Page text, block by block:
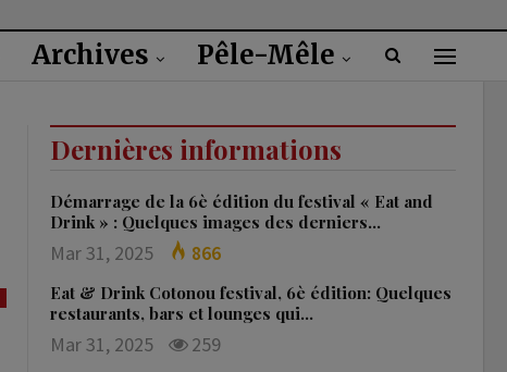
Archives Pêle-Mêle
Dernières informations
Démarrage de la 6è édition du festival « Eat and
Drink » : Quelques images des derniers…
Mar 31, 2025 866
Eat & Drink Cotonou festival, 6è édition: Quelques
restaurants, bars et lounges qui…
Mar 31, 2025 259